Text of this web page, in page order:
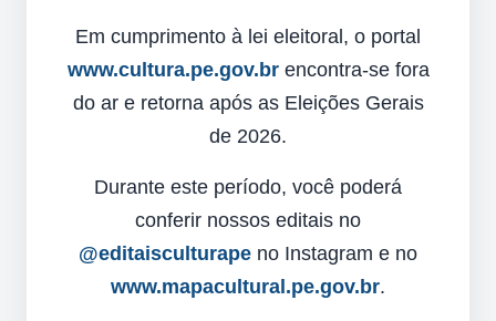
Em cumprimento à lei eleitoral, o portal
www.cultura.pe.gov.brencontra-se fora
do ar e retorna após as Eleições Gerais
de 2026.
Durante este período, você poderá
conferir nossos editais no
@editaisculturape no Instagram e no
www.mapacultural.pe.gov.br.